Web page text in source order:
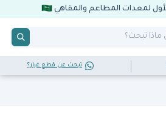
لمعدات المطاعم والمقاهي
تبحث عن قطع غيار؟